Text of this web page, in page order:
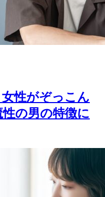
性がぞっこん
の男の特徴に